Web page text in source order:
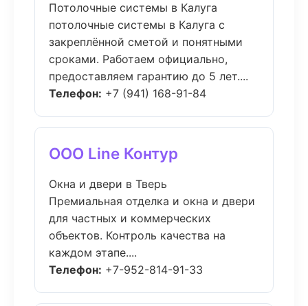
Потолочные системы в Калуга
потолочные системы в Калуга с
закреплённой сметой и понятными
сроками. Работаем официально,
предоставляем гарантию до 5 лет....
Телефон: +7 (941) 168-91-84
ООО Line Контур
Окна и двери в Тверь
Премиальная отделка и окна и двери
для частных и коммерческих
объектов. Контроль качества на
каждом этапе....
Телефон: +7-952-814-91-33